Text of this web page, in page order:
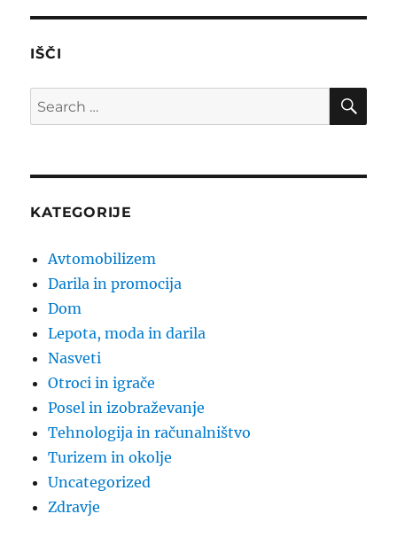
IŠČI
Search
for:
KATEGORIJE
Avtomobilizem
Darila in promocija
Dom
Lepota, moda in darila
Nasveti
Otroci in igrače
Posel in izobraževanje
Tehnologija in računalništvo
Turizem in okolje
Uncategorized
Zdravje